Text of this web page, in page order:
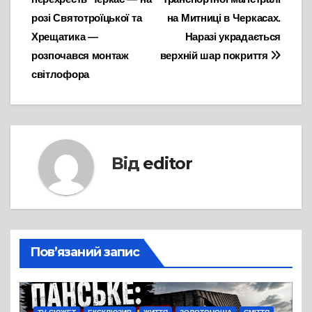
на Митниці в Черкасах.
Наразі украдається
верхній шар покриття
розі Святотроїцької та
Хрещатика —
розпочався монтаж
світлофора
Від editor
Пов’язаний запис